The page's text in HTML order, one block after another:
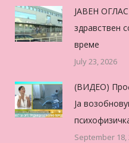
ЈАВЕН
здравствен
време
July 23, 2026
(ВИДЕО)
Ја
September 18,